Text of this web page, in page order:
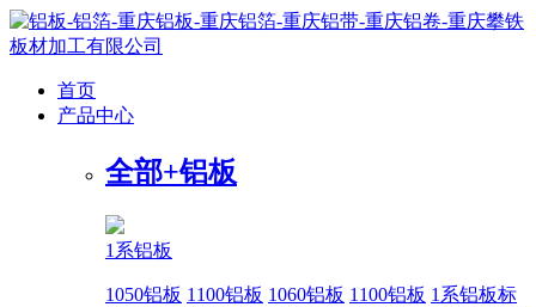
首页
产品中心
全部+铝板
1系铝板
1050铝板 1100铝板 1060铝板 1100铝板 1系铝板标